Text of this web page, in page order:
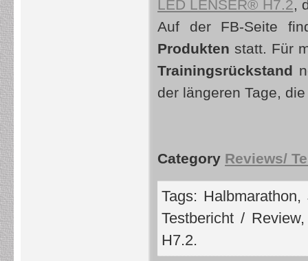
LED LENSER® H7.2,
Auf der FB-Seite
Produkten statt. Für
Trainingsrückstand
der längeren Tage,
Category Reviews/
Tags: Halbmarathon,
Testbericht / Review
H7.2.